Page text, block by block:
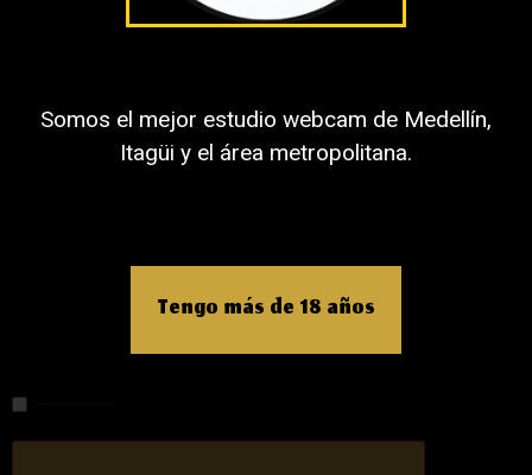
Somos el mejor estudio webcam de Medellín,
Itagüi y el área metropolitana.
Tengo más de 18 años